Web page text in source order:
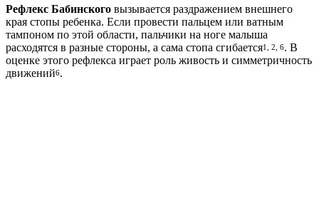
Рефлекс Бабинского вызывается раздражением внешнего
края стопы ребенка. Если провести пальцем или ватным
тампоном по этой области, пальчики на ноге малыша
расходятся в разные стороны, а сама стопа сгибается1, 2, 6. В
оценке этого рефлекса играет роль живость и симметричность
движений6.